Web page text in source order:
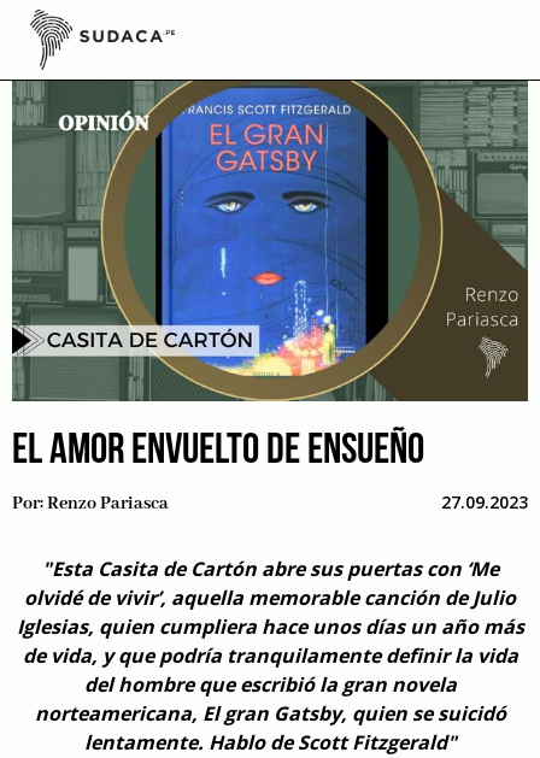
Skip
content
EL AMOR ENVUELTO DE ENSUEÑO
Por:Renzo Pariasca 27.09.2023
"Esta Casita de Cartón abre sus puertas con ‘Me
olvidé de vivir’, aquella memorable canción de Julio
Iglesias, quien cumpliera hace unos días un año más
de vida, y que podría tranquilamente definir la vida
del hombre que escribió la gran novela
norteamericana, El gran Gatsby, quien se suicidó
lentamente. Hablo de Scott Fitzgerald"